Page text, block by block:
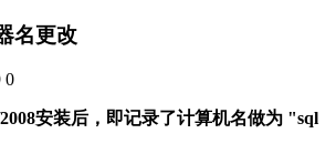
名更改
0
安装后，即记录了计算机名做为 "sql